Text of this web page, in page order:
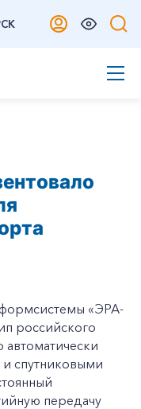
«ЭРА-
российского
автоматически
спутниковыми
передачу